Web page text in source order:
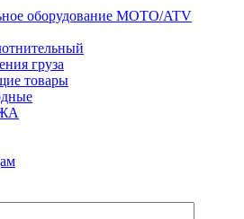
оборудование MOTO/ATV
груза
товары